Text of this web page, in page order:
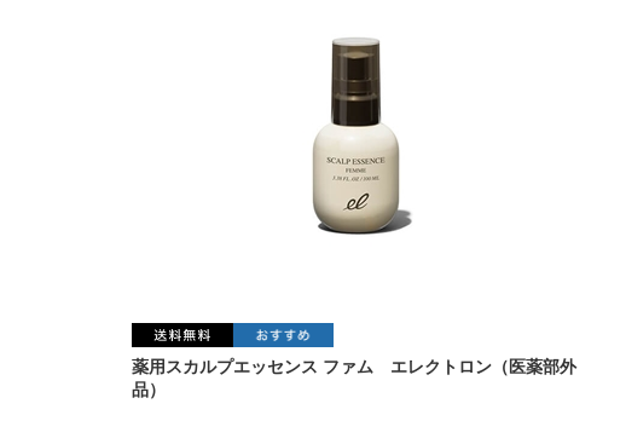
薬用スカルプエッセンス ファム エレクトロン（医薬部外
品）